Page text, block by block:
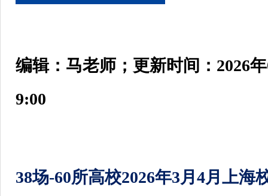
编辑：马老师； 更新时间：2026
9:00
38场-60所高校2026年3月4月上海